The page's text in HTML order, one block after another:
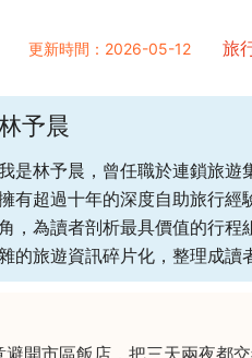
更新時間：2026-05-12 旅
予晨
是林予晨，曾任職於連鎖旅遊
有超過十年的深度自助旅行經
，為讀者剖析最具價值的行程
的旅遊資訊碎片化，整理成讀